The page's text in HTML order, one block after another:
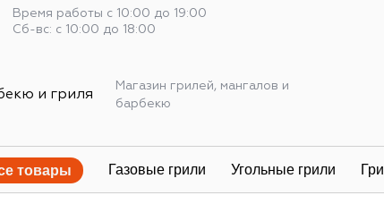
Время работы с 10:00 до 19:00
Сб-вс: с 10:00 до 18:00
Магазин грилей, мангалов и
барбекю
товары Газовые грили Угольные грили